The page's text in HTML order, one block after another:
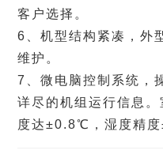
客户选择。
6、机型结构紧凑，外
维护。
7、微电脑控制系统，
详尽的机组运行信息
度达±0.8℃，湿度精度